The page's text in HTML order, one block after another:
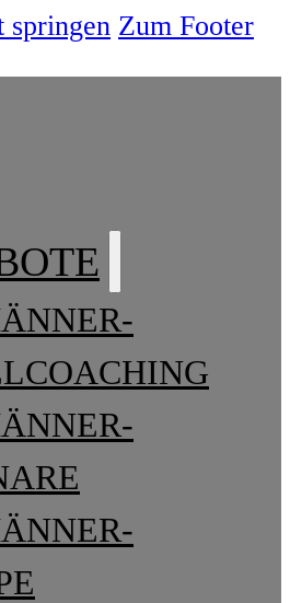
springen Zum Footer